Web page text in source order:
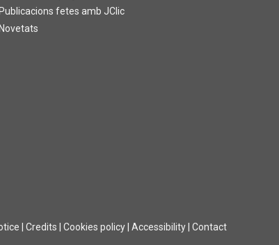
Publicacions fetes amb JClic
Novetats
Credits Cookies policy Accessibility Contact